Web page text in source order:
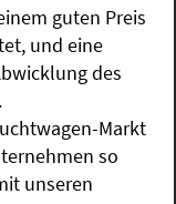
guten Preis
und eine
des
Markt
so
unseren